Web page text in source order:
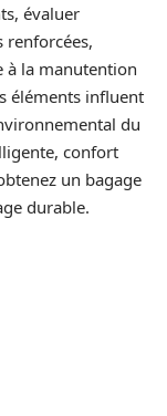
évaluer
renforcées,
à la manutention
éléments influent
du
confort
un bagage
durable.